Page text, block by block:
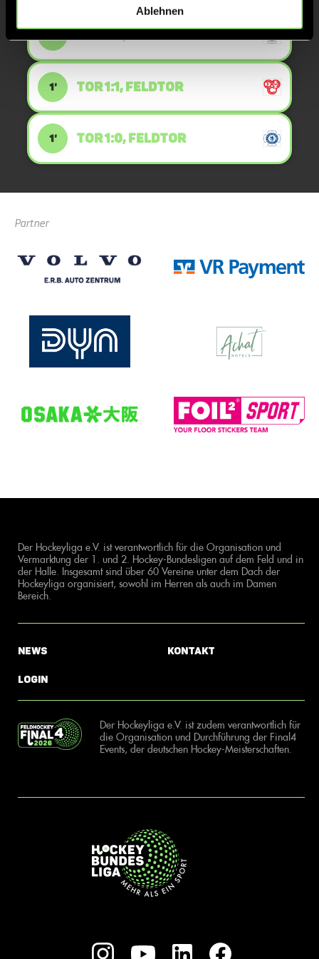
Ablehnen
TOR 2:1, FELDTOR
1' TOR 1:1, FELDTOR
1' TOR 1:0, FELDTOR
Partner
Der Hockeyliga e.V. ist verantwortlich für die Organisation und
Vermarktung der 1. und 2. Hockey-Bundesligen auf dem Feld und in
der Halle. Insgesamt sind über 60 Vereine unter dem Dach der
Hockeyliga organisiert, sowohl im Herren als auch im Damen
Bereich.
News
Login
Kontakt
Der Hockeyliga e.V. ist zudem verantwortlich für
die Organisation und Durchführung der Final4
Events, der deutschen Hockey-Meisterschaften.